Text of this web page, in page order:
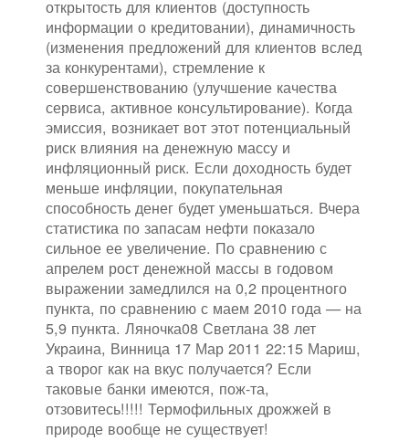
открытость для клиентов (доступность
информации о кредитовании), динамичность
(изменения предложений для клиентов вслед
за конкурентами), стремление к
совершенствованию (улучшение качества
сервиса, активное консультирование). Когда
эмиссия, возникает вот этот потенциальный
риск влияния на денежную массу и
инфляционный риск. Если доходность будет
меньше инфляции, покупательная
способность денег будет уменьшаться. Вчера
статистика по запасам нефти показало
сильное ее увеличение. По сравнению с
апрелем рост денежной массы в годовом
выражении замедлился на 0,2 процентного
пункта, по сравнению с маем 2010 года — на
5,9 пункта. Ляночка08 Светлана 38 лет
Украина, Винница 17 Мар 2011 22:15 Мариш,
а творог как на вкус получается? Если
таковые банки имеются, пож-та,
отзовитесь!!!!! Термофильных дрожжей в
природе вообще не существует!